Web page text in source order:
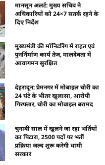
मानसून अलर्ट: मुख्य सचिव ने
अधिकारियों को 24×7 सतर्क रहने के
दिए निर्देश
मुख्यमंत्री की मॉनिटरिंग में राहत एवं
पुनर्निर्माण कार्य तेज, मालदेवता में
आवागमन सुरक्षित
देहरादून: प्रेमनगर में मोबाइल चोरी का
24 घंटे के भीतर खुलासा, आरोपी
गिरफ्तार, चोरी का मोबाइल बरामद
चुनावी साल में खुलने जा रहा भर्तियों
का पिटारा, 2500 पदों पर भर्ती
प्रक्रिया जल्द शुरू करेगी धामी
सरकार